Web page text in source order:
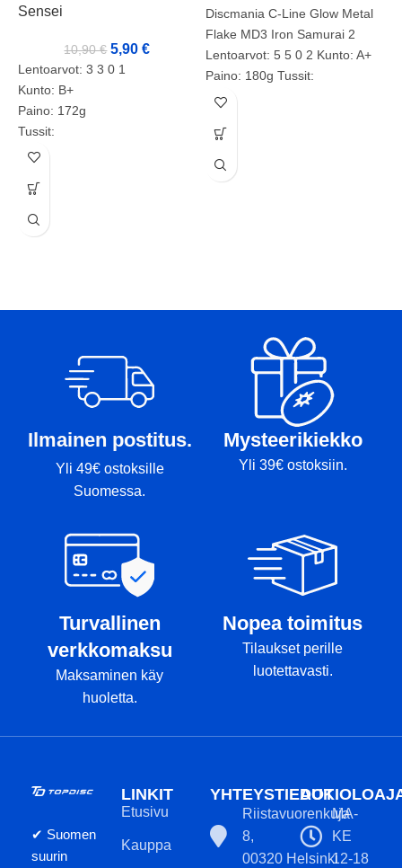
Sensei
10,90€ 5,90€
Lentoarvot: 3 3 0 1
Kunto: B+
Paino: 172g
Tussit:
Discmania C-Line Glow Metal
Flake MD3 Iron Samurai 2
Lentoarvot: 5 5 0 2 Kunto: A+
Paino: 180g Tussit:
Tuotenumero: 2066
Ilmainen postitus.
Yli 49€ ostoksille
Suomessa.
Mysteerikiekko
Yli 39€ ostoksiin.
Turvallinen
verkkomaksu
Maksaminen käy
huoletta.
Nopea toimitus
Tilaukset perille
luotettavasti.
✔ Suomen
suurin
LINKIT
Etusivu
Kauppa
YHTEYSTIEDOT
Riistavuorenkuja
8,
00320 Helsinki
MA-
KE
12-18